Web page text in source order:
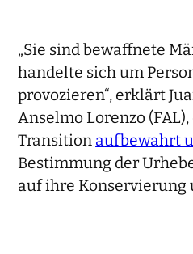
„Sie sind bewaffnete
handelte sich um
provozieren“, erklärt
Anselmo Lorenzo
Transition aufbewahrt
Bestimmung der
auf ihre Konservierung